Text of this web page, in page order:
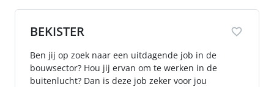
BEKISTER
Ben jij op zoek naar een uitdagende job in de
bouwsector? Hou jij ervan om te werken in de
buitenlucht? Dan is deze job zeker voor jou